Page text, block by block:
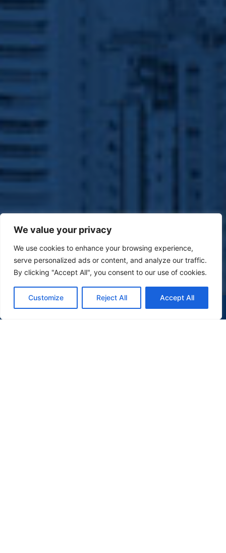
We value your privacy
We use cookies to enhance your browsing experience,
serve personalized ads or content, and analyze our traffic.
By clicking "Accept All", you consent to our use of cookies.
Customize Reject All Accept All
(47) 9 9977-7630